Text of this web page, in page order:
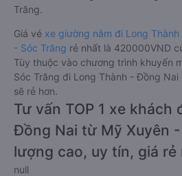
Trăng.
Giá vé xe giường nằm đi Long
- Sóc Trăng rẻ nhất là 420000VND
Tùy thuộc vào chương trình khuyến
Sóc Trăng đi Long Thành - Đồng
sẽ rẻ hơn.
Tư vấn TOP 1 xe khách
Đồng Nai từ Mỹ Xuyên
lượng cao, uy tín, giá
null